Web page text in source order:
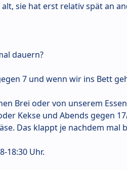
sie hat erst relativ spät an
dauern?
7 und wenn wir ins Bett
Brei oder von unserem
Kekse und Abends gegen
Das klappt je nachdem mal
18:30 Uhr.